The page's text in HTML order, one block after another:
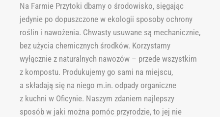
Na Farmie Przytoki dbamy o środowisko, sięgając
jedynie po dopuszczone w ekologii sposoby ochrony
roślin i nawożenia. Chwasty usuwane są mechanicznie,
bez użycia chemicznych środków. Korzystamy
wyłącznie z naturalnych nawozów – przede wszystkim
z kompostu. Produkujemy go sami na miejscu,
a składają się na niego m.in. odpady organiczne
z kuchni w Oficynie. Naszym zdaniem najlepszy
sposób w jaki można pomóc przyrodzie, to jej nie